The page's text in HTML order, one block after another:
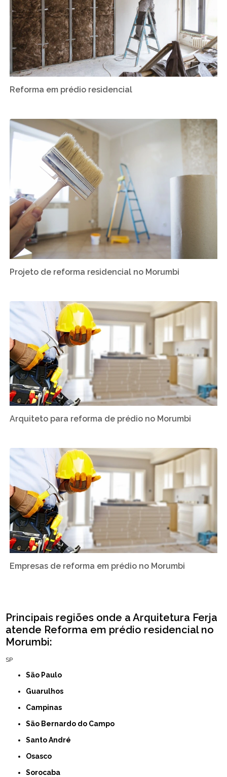
Reforma em prédio residencial
Projeto de reforma residencial no Morumbi
Arquiteto para reforma de prédio no Morumbi
Empresas de reforma em prédio no Morumbi
Principais regiões onde a Arquitetura Ferja
atende Reforma em prédio residencial no
Morumbi:
SP
São Paulo
Guarulhos
Campinas
São Bernardo do Campo
Santo André
Osasco
Sorocaba